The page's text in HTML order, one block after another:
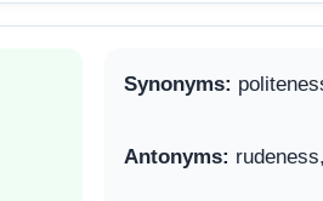
Synonyms:
Antonyms: